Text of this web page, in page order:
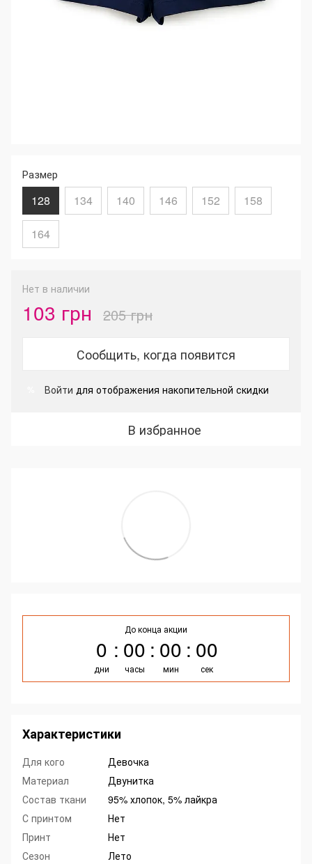
Размер
128 134 140 146 152 158
164
Нет в наличии
103 грн 205 грн
Сообщить, когда появится
Войти для отображения накопительной скидки
В избранное
До конца акции
0
дни
00
часы
00
мин
00
сек
Характеристики
Для кого
Девочка
Материал
Двунитка
Состав ткани
95% хлопок, 5% лайкра
С принтом
Нет
Принт
Нет
Сезон
Лето